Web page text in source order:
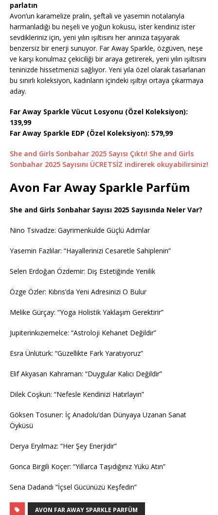
parlatın
Avon’un karamelize pralin, şeftali ve yasemin notalarıyla
harmanladığı bu neşeli ve yoğun kokusu, ister kendiniz ister
sevdikleriniz için, yeni yılın ışıltısını her anınıza taşıyarak
benzersiz bir enerji sunuyor. Far Away Sparkle, özgüven, neşe
ve karşı konulmaz çekiciliği bir araya getirerek, yeni yılın ışıltısını
teninizde hissetmenizi sağlıyor. Yeni yıla özel olarak tasarlanan
bu sınırlı koleksiyon, kadınların içindeki ışıltıyı ortaya çıkarmaya
aday.
Far Away Sparkle Vücut Losyonu (Özel Koleksiyon):
139,99
Far Away Sparkle EDP (Özel Koleksiyon): 579,99
She and Girls Sonbahar 2025 Sayısı Çıktı! She and Girls
Sonbahar 2025 Sayısını ÜCRETSİZ indirerek okuyabilirsiniz!
Avon Far Away Sparkle Parfüm
She and Girls Sonbahar Sayısı 2025 Sayısında Neler Var?
Nino Tsivadze: Gayrimenkulde Güçlü Adımlar
Yasemin Fazlılar: “Hayallerinizi Cesaretle Sahiplenin”
Selen Erdoğan Özdemir: Diş Estetiğinde Yenilik
Özge Özler: Kıbrıs’da Yeni Adresinizi O Bulur
Melike Gürçay: “Yoga Holistik Yaklaşım Gerektirir”
Jupiterinkızıemelce: “Astroloji Kehanet Değildir”
Esra Ünlütürk: “Güzellikte Fark Yaratıyoruz”
Elif Akyasan Kahraman: “Duygular Kalıcı Değildir”
Dilek Coşkun: “Nefesle Kendinizi Hatırlayın”
Göksen Tosuner: İç Anadolu’dan Dünyaya Uzanan Sanat
Öyküsü
Derya Eryılmaz: “Her Şey Enerjidir”
Gonca Birgili Koçer: “Yıllarca Taşıdığınız Yükü Atın”
Sena Dadandı “İçsel Gücünüzü Keşfedin”
AVON FAR AWAY SPARKLE PARFÜM